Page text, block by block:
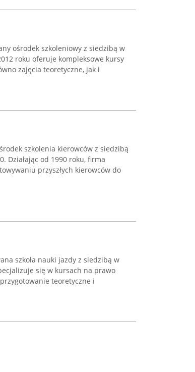
ośrodek szkoleniowy z siedzibą w
roku oferuje kompleksowe kursy
zajęcia teoretyczne, jak i
szkolenia kierowców z siedzibą
Działając od 1990 roku, firma
przyszłych kierowców do
szkoła nauki jazdy z siedzibą w
się w kursach na prawo
teoretyczne i